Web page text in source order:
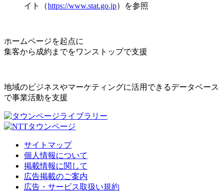
イト（https://www.stat.go.jp）を参照
ホームページを起点に
集客から成約までをワンストップで支援
地域のビジネスやマーケティングに活用できるデータベース
で事業活動を支援
サイトマップ
個人情報について
掲載情報に関して
広告掲載のご案内
広告・サービス取扱い規約